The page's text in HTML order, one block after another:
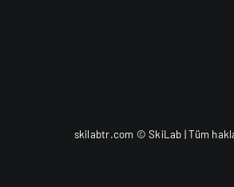
skilabtr.com © SkiLab | Tüm